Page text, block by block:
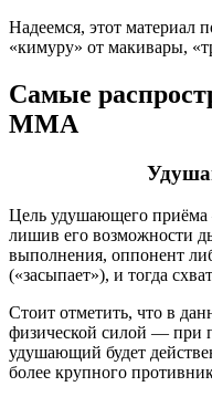
Надеемся, этот материал
«кимуру» от макивары,
Самые
ММА
Цель удушающего приёма
лишив его возможности
выполнения, оппонент
(«засыпает»), и тогда
Стоит отметить, что в
физической силой — при
удушающий будет
более крупного